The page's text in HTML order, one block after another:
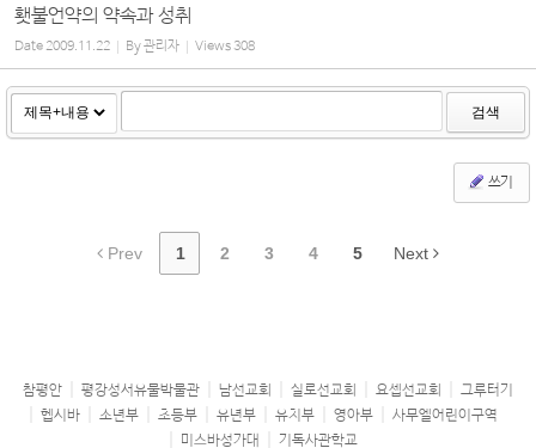
횃불언약의 약속과 성취
Date2009.11.22 By관리자 Views308
검색
쓰기
Prev 1 2 3 4 5 Next
참평안 평강성서유물박물관 남선교회 실로선교회 요셉선교회
그루터기
헵시바
소년부 초등부 유년부 유치부 영아부
사무엘어린이구역
미스바성가대
기독사관학교